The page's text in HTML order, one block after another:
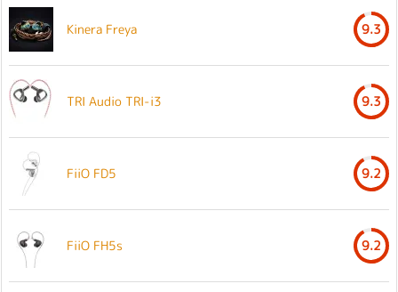
Kinera Freya 9.3
TRI Audio TRI-i3 9.3
FiiO FD5 9.2
FiiO FH5s 9.2